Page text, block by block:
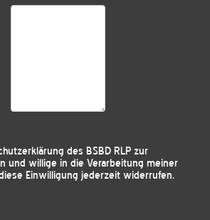
des BSBD RLP zur
und willige in die Verarbeitung meiner
Einwilligung jederzeit widerrufen.